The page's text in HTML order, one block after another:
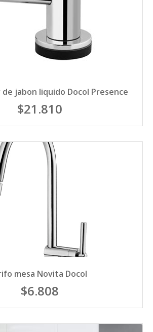
de jabon liquido Docol Presence
$21.810
mesa Novita Docol
$6.808